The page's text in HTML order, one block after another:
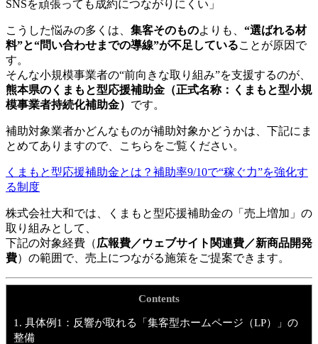
SNSを頑張っても成約につながりにくい」
こうした悩みの多くは、 集客そのものよりも、 “選ばれる材
料”と“問い合わせまでの導線”が不足していることが原因で
す。
そんな小規模事業者の“前向きな取り組み”を支援するのが、
熊本県のくまもと型応援補助金（正式名称：くまもと型小規
模事業者持続化補助金） です。
補助対象業者かどんなものが補助対象かどうかは、下記にま
とめてありますので、こちらをご覧ください。
くまもと型応援補助金とは？補助率9/10で“稼ぐ力”を強化す
る制度
株式会社大和では、くまもと型応援補助金の「売上増加」の
取り組みとして、
下記の対象経費（広報費／ウェブサイト関連費／新商品開発
費）の範囲で、売上につながる施策をご提案できます。
Contents
1. 具体例1：反響が取れる「集客型ホームページ（LP）」の
整備